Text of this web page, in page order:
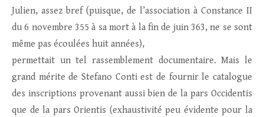
Julien, assez bref (puisque, de l’association à Constance II
du 6 novembre 355 à sa mort à la fin de juin 363, ne se sont
même pas écoulées huit années),
permettait un tel rassemblement documentaire. Mais le
grand mérite de Stefano Conti est de fournir le catalogue
des inscriptions provenant aussi bien de la pars Occidentis
que de la pars Orientis (exhaustivité peu évidente pour la